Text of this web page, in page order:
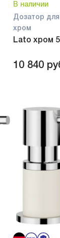
В наличии
Дозатор
хром
Lato хром
10 840